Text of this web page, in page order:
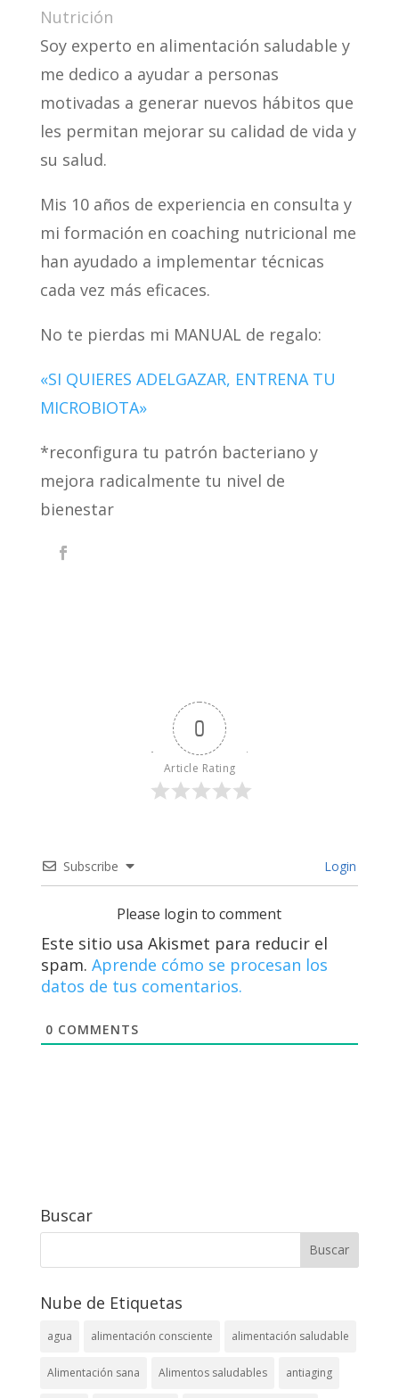
Nutrición
Soy experto en alimentación saludable y
me dedico a ayudar a personas
motivadas a generar nuevos hábitos que
les permitan mejorar su calidad de vida y
su salud.
Mis 10 años de experiencia en consulta y
mi formación en coaching nutricional me
han ayudado a implementar técnicas
cada vez más eficaces.
No te pierdas mi MANUAL de regalo:
«SI QUIERES ADELGAZAR, ENTRENA TU
MICROBIOTA»
*reconfigura tu patrón bacteriano y
mejora radicalmente tu nivel de
bienestar
0
Article Rating
Subscribe Login
Please login to comment
Este sitio usa Akismet para reducir el
spam. Aprende cómo se procesan los
datos de tus comentarios.
0 COMMENTS
Buscar
Nube de Etiquetas
agua alimentación consciente alimentación saludable
Alimentación sana Alimentos saludables antiaging